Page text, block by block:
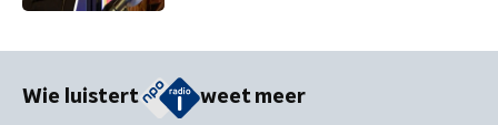
Wie luistert weet meer